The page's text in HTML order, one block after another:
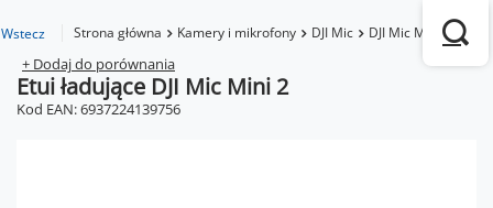
Wstecz Strona główna Kamery i mikrofony DJI Mic DJI Mic Mini 2
+ Dodaj do porównania
Etui ładujące DJI Mic Mini 2
Kod EAN: 6937224139756